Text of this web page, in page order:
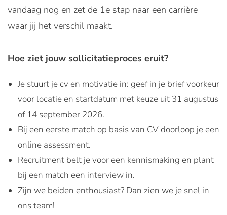
vandaag nog en zet de 1e stap naar een carrière
waar jij het verschil maakt.
Hoe ziet jouw sollicitatieproces eruit?
Je stuurt je cv en motivatie in: geef in je brief voorkeur
voor locatie en startdatum met keuze uit 31 augustus
of 14 september 2026.
Bij een eerste match op basis van CV doorloop je een
online assessment.
Recruitment belt je voor een kennismaking en plant
bij een match een interview in.
Zijn we beiden enthousiast? Dan zien we je snel in
ons team!